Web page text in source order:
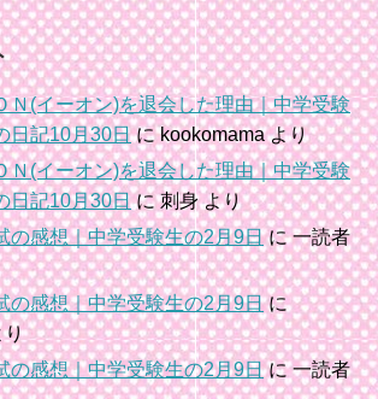
Ｎ(イーオン)を退会した理由｜中学受験
日記10月30日にkookomamaより
Ｎ(イーオン)を退会した理由｜中学受験
日記10月30日に刺身より
の感想｜中学受験生の2月9日に一読者
の感想｜中学受験生の2月9日に
の感想｜中学受験生の2月9日に一読者